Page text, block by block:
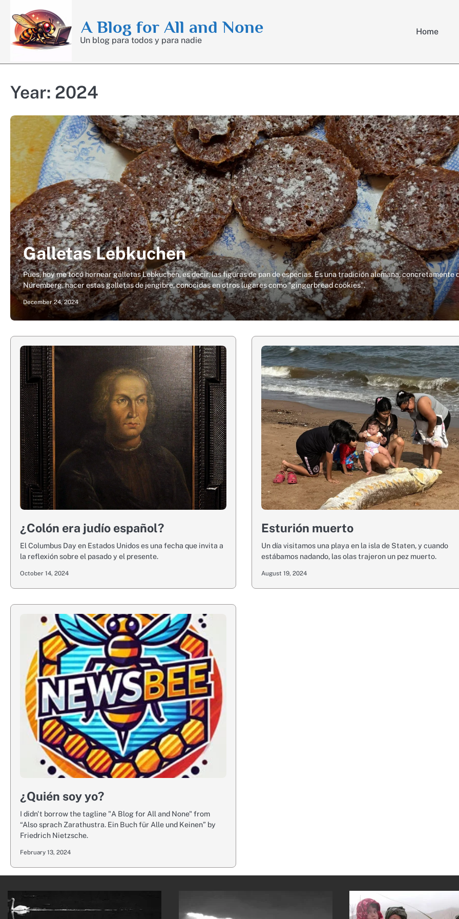
content
A Blog for All and None
Un blog para todos y para nadie
Home
Year: 2024
Galletas Lebkuchen
Pues, hoy me tocó hornear galletas Lebkuchen, es decir, las figuras de pan de especias. Es una tradición alemana, concretamente
Núremberg, hacer estas galletas de jengibre, conocidas en otros lugares como "gingerbread cookies".
December 24, 2024
¿Colón era judío español?
El Columbus Day en Estados Unidos es una fecha que invita a
la reflexión sobre el pasado y el presente.
October 14, 2024
Esturión muerto
Un día visitamos una playa en la isla de Staten, y cuando
estábamos nadando, las olas trajeron un pez muerto.
August 19, 2024
¿Quién soy yo?
I didn't borrow the tagline "A Blog for All and None" from
“Also sprach Zarathustra. Ein Buch für Alle und Keinen” by
Friedrich Nietzsche.
February 13, 2024